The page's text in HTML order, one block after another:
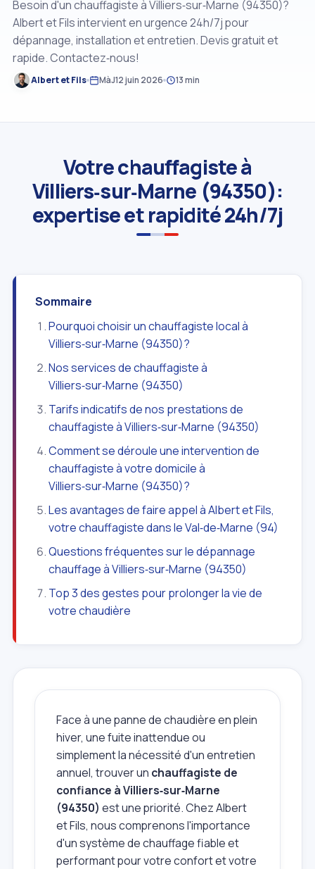
Besoin d'un chauffagiste à Villiers‑sur‑Marne (94350)?
Albert et Fils intervient en urgence 24h/7j pour
dépannage, installation et entretien. Devis gratuit et
rapide. Contactez‑nous!
Albert et Fils MàJ12 juin 2026 13 min
Votre chauffagiste à
Villiers‑sur‑Marne (94350):
expertise et rapidité 24h/7j
Sommaire
Pourquoi choisir un chauffagiste local à
Villiers‑sur‑Marne (94350)?
Nos services de chauffagiste à
Villiers‑sur‑Marne (94350)
Tarifs indicatifs de nos prestations de
chauffagiste à Villiers‑sur‑Marne (94350)
Comment se déroule une intervention de
chauffagiste à votre domicile à
Villiers‑sur‑Marne (94350)?
Les avantages de faire appel à Albert et Fils,
votre chauffagiste dans le Val‑de‑Marne (94)
Questions fréquentes sur le dépannage
chauffage à Villiers‑sur‑Marne (94350)
Top 3 des gestes pour prolonger la vie de
votre chaudière
Face à une panne de chaudière en plein
hiver, une fuite inattendue ou
simplement la nécessité d'un entretien
annuel, trouver un chauffagiste de
confiance à Villiers‑sur‑Marne
(94350) est une priorité. Chez Albert
et Fils, nous comprenons l'importance
d'un système de chauffage fiable et
performant pour votre confort et votre